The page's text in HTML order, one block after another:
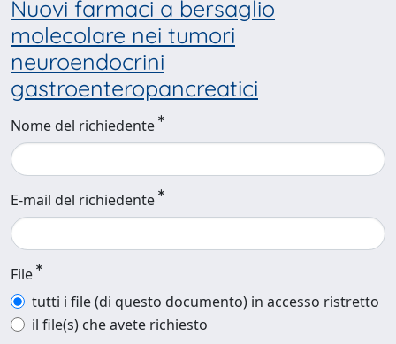
Nuovi farmaci a bersaglio
molecolare nei tumori
neuroendocrini
gastroenteropancreatici
Nome del richiedente
E-mail del richiedente
File
tutti i file (di questo documento) in accesso ristretto
il file(s) che avete richiesto